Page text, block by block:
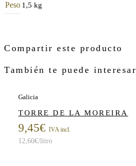
Peso 1,5 kg
Compartir este producto
También te puede interesar
Galicia
TORRE DE LA MOREIRA
9,45€ IVA incl.
12,60€/litro